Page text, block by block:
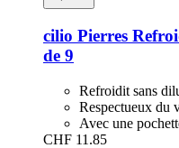
cilio Pierres
de 9
Refroidit sans
Respectueux du
Avec une
CHF 11.85